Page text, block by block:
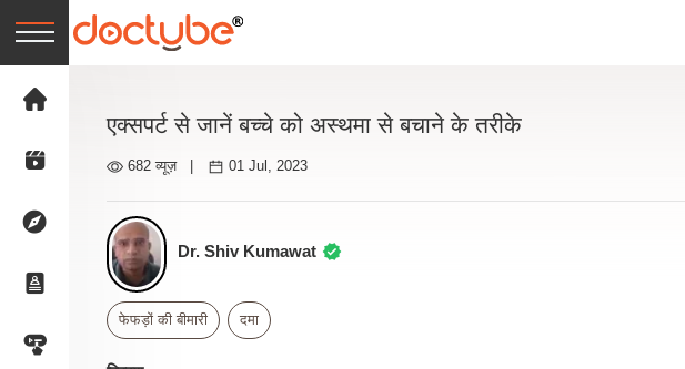
एक्सपर्ट से जानें बच्चे को अस्थमा से बचाने के तरीके
682 व्यूज़ 01 Jul, 2023
Dr. Shiv Kumawat
फेफड़ों की बीमारी दमा